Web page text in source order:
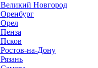
Великий Новгород
Оренбург
Орел
Пенза
Псков
Ростов-на-Дону
Рязань